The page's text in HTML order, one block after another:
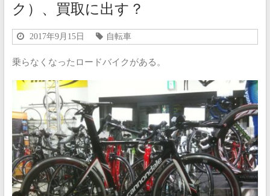
ク）、買取に出す？
2017年9月15日 自転車
乗らなくなったロードバイクがある。